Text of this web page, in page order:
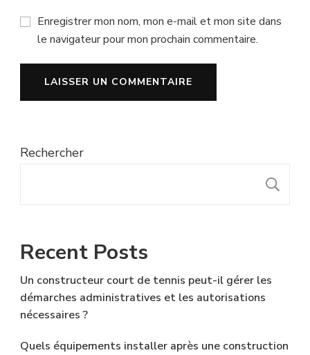
Enregistrer mon nom, mon e-mail et mon site dans
le navigateur pour mon prochain commentaire.
Rechercher
Recent Posts
Un constructeur court de tennis peut-il gérer les
démarches administratives et les autorisations
nécessaires ?
Quels équipements installer après une construction